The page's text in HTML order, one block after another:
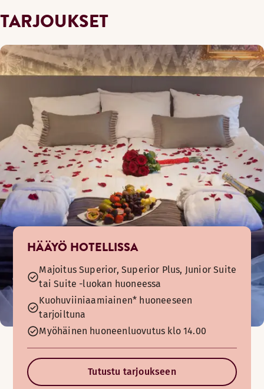
TARJOUKSET
HÄÄYÖ HOTELLISSA
Majoitus Superior, Superior Plus, Junior Suite
tai Suite -luokan huoneessa
Kuohuviiniaamiainen* huoneeseen
tarjoiltuna
Myöhäinen huoneenluovutus klo 14.00
Tutustu tarjoukseen